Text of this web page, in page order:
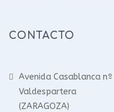
CONTACTO
Avenida Casablanca nº
Valdespartera
(ZARAGOZA)